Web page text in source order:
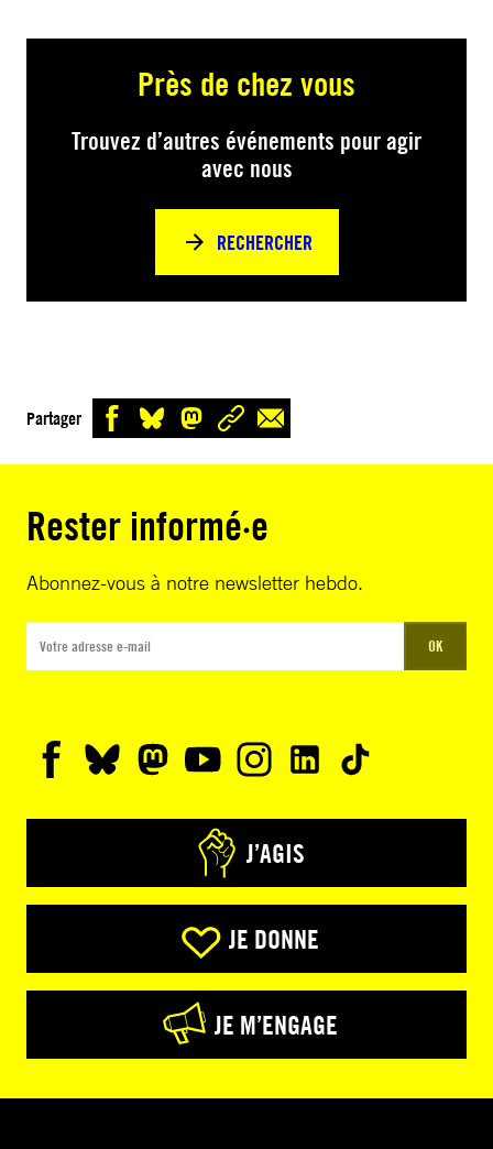
Près de chez vous
Trouvez d’autres événements pour agir
avec nous
RECHERCHER
Partager
Rester informé·e
Abonnez-vous à notre newsletter hebdo.
OK
J’AGIS
JE DONNE
JE M’ENGAGE